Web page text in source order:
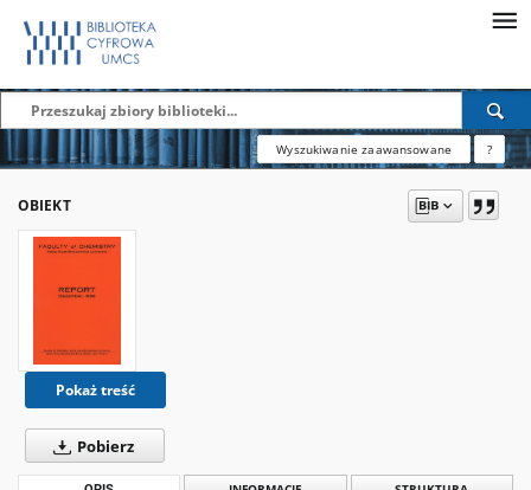
Wyszukiwanie zaawansowane ?
OBIEKT
Pokaż treść
Pobierz